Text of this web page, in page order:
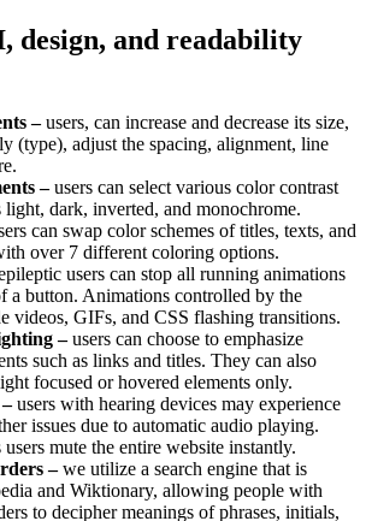
design, and readability
–users, can increase and decrease its size,
(type), adjust the spacing, alignment, line
–users can select various color contrast
light, dark, inverted, and monochrome.
can swap color schemes of titles, texts, and
over 7 different coloring options.
users can stop all running animations
a button. Animations controlled by the
videos, GIFs, and CSS flashing transitions.
–users can choose to emphasize
such as links and titles. They can also
focused or hovered elements only.
users with hearing devices may experience
issues due to automatic audio playing.
mute the entire website instantly.
–we utilize a search engine that is
and Wiktionary, allowing people with
to decipher meanings of phrases, initials,